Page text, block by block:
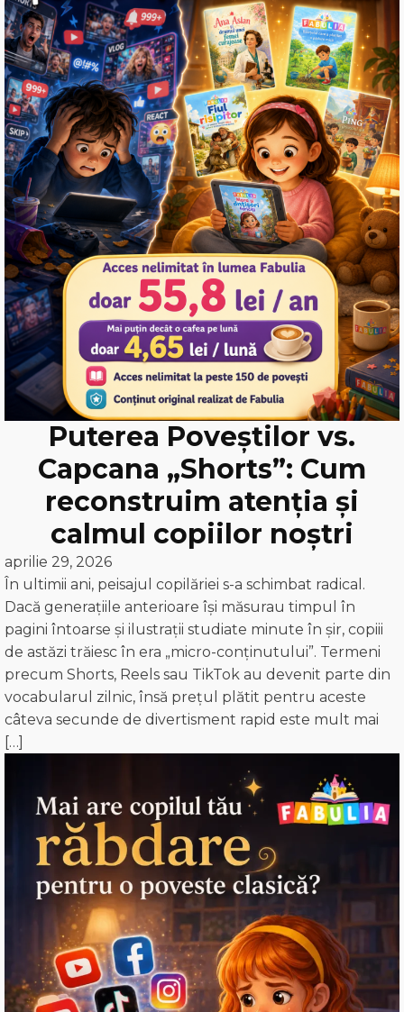
Puterea Poveștilor vs.
Capcana „Shorts”: Cum
reconstruim atenția și
calmul copiilor noștri
aprilie 29, 2026
În ultimii ani, peisajul copilăriei s-a schimbat radical.
Dacă generațiile anterioare își măsurau timpul în
pagini întoarse și ilustrații studiate minute în șir, copiii
de astăzi trăiesc în era „micro-conținutului”. Termeni
precum Shorts, Reels sau TikTok au devenit parte din
vocabularul zilnic, însă prețul plătit pentru aceste
câteva secunde de divertisment rapid este mult mai
[…]